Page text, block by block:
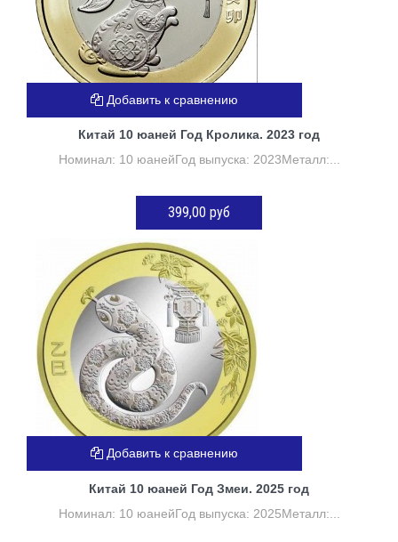
Китай 10 юаней Год Кролика. 2023 год
Номинал: 10 юанейГод выпуска: 2023Металл:...
399,00 руб
ДОБАВИТЬ В КОРЗИНУ
Добавить к сравнению
Китай 10 юаней Год Змеи. 2025 год
Номинал: 10 юанейГод выпуска: 2025Металл:...
Добавить к сравнению